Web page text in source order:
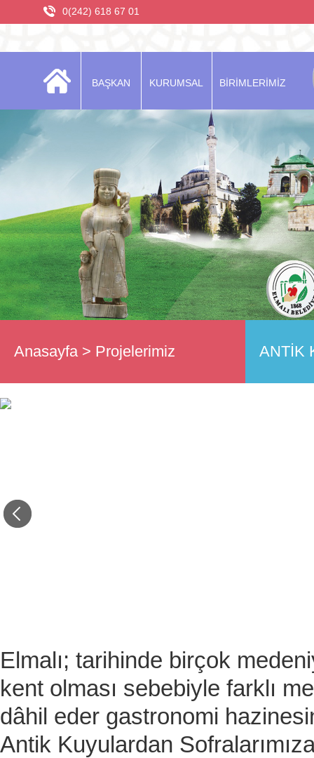
0(242) 618 67 01
BAŞKAN KURUMSAL BİRİMLERİMİZ
Anasayfa> Projelerimiz ANTİK
Elmalı; tarihinde birçok
kent olması sebebiyle farklı
dâhil eder gastronomi
Antik Kuyulardan